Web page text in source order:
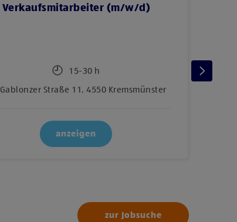
Verkaufsmitarbeiter (m/w/d)
15-30 h
Gablonzer Straße 11, 4550 Kremsmünster
anzeigen
zur Jobsuche